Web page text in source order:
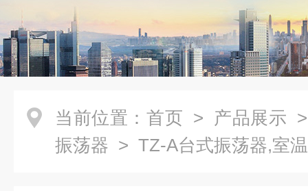
当前位置： 首页 > 产品展示
振荡器 > TZ-A台式振荡器,室